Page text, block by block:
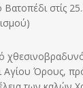
στίς
Αγίου Όρους,